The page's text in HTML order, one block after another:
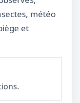
météo
et